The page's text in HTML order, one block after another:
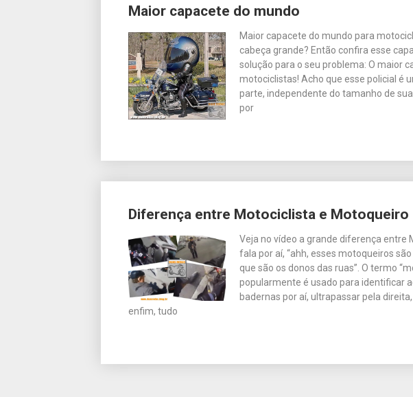
Maior capacete do mundo
Maior capacete do mundo para
cabeça grande? Então confira esse
solução para o seu problema: O maior
motociclistas! Acho que esse policial é
parte, independente do tamanho de
por
Diferença entre Motociclista e Motoqueiro
Veja no vídeo a grande diferença entre
fala por aí, “ahh, esses motoqueiros
que são os donos das ruas”. O termo
popularmente é usado para identificar
badernas por aí, ultrapassar pela
enfim, tudo
navigation